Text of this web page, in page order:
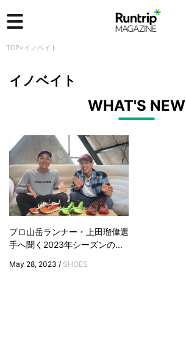
TOP>イノベイト
イノベイト
WHAT'S NEW
プロ山岳ランナー・上田瑠偉選
手へ聞く2023年シーズンの...
May 28, 2023 / SHOES